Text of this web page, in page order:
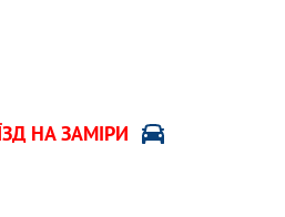
НА ЗАМІРИ